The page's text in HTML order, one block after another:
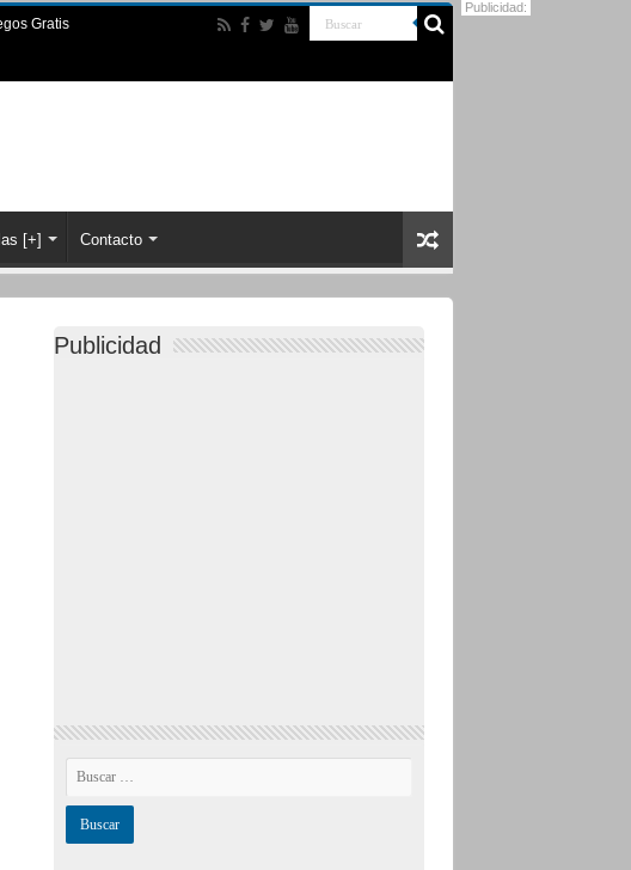
Gratis
[+] Contacto
Publicidad
Publicidad: